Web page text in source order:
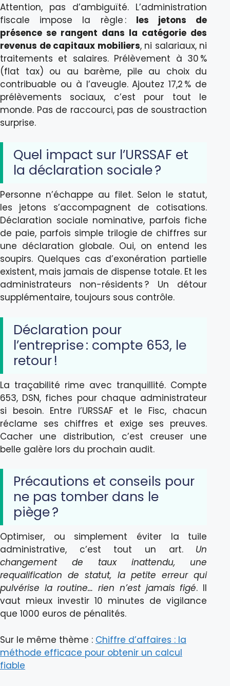
Attention, pas d’ambiguïté. L’administration
fiscale impose la règle : les jetons de
présence se rangent dans la catégorie des
revenus de capitaux mobiliers, ni salariaux, ni
traitements et salaires. Prélèvement à 30 %
(flat tax) ou au barème, pile au choix du
contribuable ou à l’aveugle. Ajoutez 17,2 % de
prélèvements sociaux, c’est pour tout le
monde. Pas de raccourci, pas de soustraction
surprise.
Quel impact sur l’URSSAF et
la déclaration sociale ?
Personne n’échappe au filet. Selon le statut,
les jetons s’accompagnent de cotisations.
Déclaration sociale nominative, parfois fiche
de paie, parfois simple trilogie de chiffres sur
une déclaration globale. Oui, on entend les
soupirs. Quelques cas d’exonération partielle
existent, mais jamais de dispense totale. Et les
administrateurs non-résidents ? Un détour
supplémentaire, toujours sous contrôle.
Déclaration pour
l’entreprise : compte 653, le
retour !
La traçabilité rime avec tranquillité. Compte
653, DSN, fiches pour chaque administrateur
si besoin. Entre l’URSSAF et le Fisc, chacun
réclame ses chiffres et exige ses preuves.
Cacher une distribution, c’est creuser une
belle galère lors du prochain audit.
Précautions et conseils pour
ne pas tomber dans le
piège ?
Optimiser, ou simplement éviter la tuile
administrative, c’est tout un art. Un
changement de taux inattendu, une
requalification de statut, la petite erreur qui
pulvérise la routine… rien n’est jamais figé. Il
vaut mieux investir 10 minutes de vigilance
que 1000 euros de pénalités.
Sur le même thème : Chiffre d’affaires : la
méthode efficace pour obtenir un calcul
fiable